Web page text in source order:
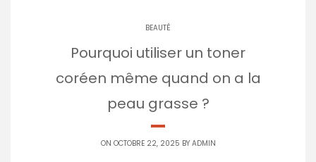
BEAUTÉ
Pourquoi utiliser un toner
coréen même quand on a la
peau grasse ?
ON OCTOBRE 22, 2025 BY ADMIN